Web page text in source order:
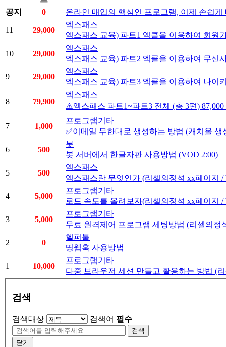
공지
0 온라인 매입의 핵심인 프로그램, 이제 손쉽게
11 29,000
엑스패스
엑스패스 교육) 파트1 엑클을 이용하여 회원
10 29,000
엑스패스
엑스패스 교육) 파트2 엑클을 이용하여 무신
9 29,000
엑스패스
엑스패스 교육) 파트3 엑클을 이용하여 나이
8 79,900
엑스패스
⚠️엑스패스 파트1~파트3 전체 (총 3편) 87,000
7 1,000
프로그램기타
✅이메일 무한대로 생성하는 방법 (캐치올 생
6 500
봇
봇 서버에서 한글자판 사용방법 (VOD 2:00)
5 500
엑스패스
엑스패스란 무엇인가 (리셀의정석 xx페이지 /
4 5,000
프로그램기타
로드 속도를 올려보자(리셀의정석 xx페이지 /
3 5,000
프로그램기타
무료 원격제어 프로그램 세팅방법 (리셀의정
2 0
헬퍼툴
띵웹훅 사용방법
1 10,000
프로그램기타
다중 브라우저 세션 만들고 활용하는 방법 (
검색
검색대상 검색어 필수
검색
닫기